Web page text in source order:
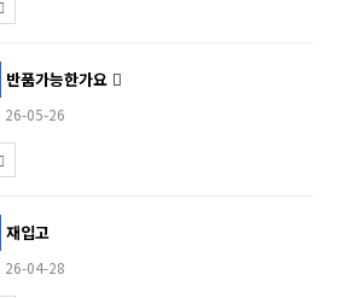
반품가능한가요
26-05-26
재입고
26-04-28